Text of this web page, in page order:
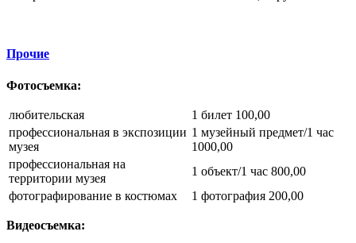
Прочие
Фотосъемка:
любительская
1 билет 100,00
профессиональная в экспозиции
музея
1 музейный предмет/1 час
1000,00
профессиональная на
территории музея
1 объект/1 час 800,00
фотографирование в костюмах
1 фотография 200,00
Видеосъемка: